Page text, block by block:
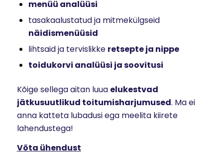
menüü analüüsi
tasakaalustatud ja mitmekülgseid
näidismenüüsid
lihtsaid ja tervislikke retsepte ja nippe
toidukorvi analüüsi ja soovitusi
Kõige sellega aitan luua elukestvad
jätkusuutlikud toitumisharjumused. Ma ei
anna katteta lubadusi ega meelita kiirete
lahendustega!
Võta ühendust